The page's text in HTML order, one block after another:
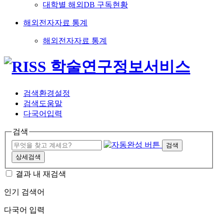
대학별 해외DB 구독현황
해외전자자료 통계
해외전자자료 통계
검색환경설정
검색도움말
다국어입력
검색
검색
상세검색
결과 내 재검색
인기 검색어
다국어 입력